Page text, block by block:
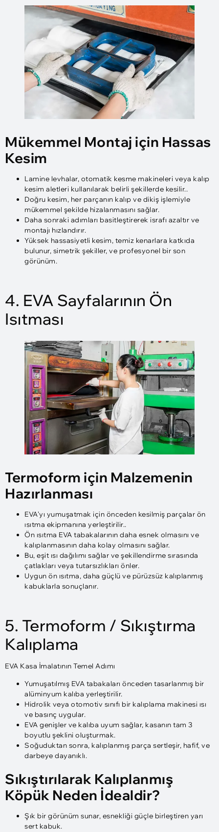
Mükemmel Montaj için Hassas
Kesim
Lamine levhalar, otomatik kesme makineleri veya kalıp
kesim aletleri kullanılarak belirli şekillerde kesilir..
Doğru kesim, her parçanın kalıp ve dikiş işlemiyle
mükemmel şekilde hizalanmasını sağlar.
Daha sonraki adımları basitleştirerek israfı azaltır ve
montajı hızlandırır.
Yüksek hassasiyetli kesim, temiz kenarlara katkıda
bulunur, simetrik şekiller, ve profesyonel bir son
görünüm.
4. EVA Sayfalarının Ön
Isıtması
Termoform için Malzemenin
Hazırlanması
EVA'yı yumuşatmak için önceden kesilmiş parçalar ön
ısıtma ekipmanına yerleştirilir..
Ön ısıtma EVA tabakalarının daha esnek olmasını ve
kalıplanmasının daha kolay olmasını sağlar.
Bu, eşit ısı dağılımı sağlar ve şekillendirme sırasında
çatlakları veya tutarsızlıkları önler.
Uygun ön ısıtma, daha güçlü ve pürüzsüz kalıplanmış
kabuklarla sonuçlanır.
5. Termoform / Sıkıştırma
Kalıplama
EVA Kasa İmalatının Temel Adımı
Yumuşatılmış EVA tabakaları önceden tasarlanmış bir
alüminyum kalıba yerleştirilir.
Hidrolik veya otomotiv sınıfı bir kalıplama makinesi ısı
ve basınç uygular.
EVA genişler ve kalıba uyum sağlar, kasanın tam 3
boyutlu şeklini oluşturmak.
Soğuduktan sonra, kalıplanmış parça sertleşir, hafif, ve
darbeye dayanıklı.
Sıkıştırılarak Kalıplanmış
Köpük Neden İdealdir?
Şık bir görünüm sunar, esnekliği güçle birleştiren yarı
sert kabuk.